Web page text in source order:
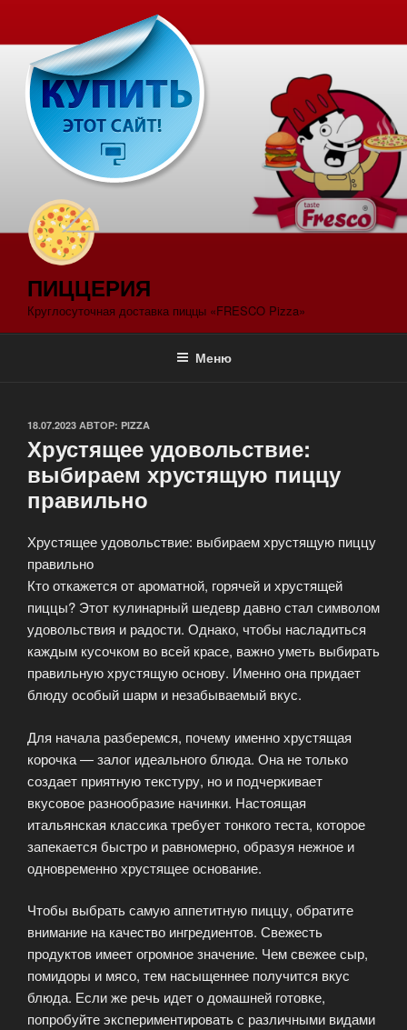
содержимому
ПИЦЦЕРИЯ
Круглосуточная доставка пиццы «FRESCO Pizza»
Меню
ОПУБЛИКОВАНО
18.07.2023 АВТОР: PIZZA
Хрустящее удовольствие:
выбираем хрустящую пиццу
правильно
Хрустящее удовольствие: выбираем хрустящую пиццу
правильно
Кто откажется от ароматной, горячей и хрустящей
пиццы? Этот кулинарный шедевр давно стал символом
удовольствия и радости. Однако, чтобы насладиться
каждым кусочком во всей красе, важно уметь выбирать
правильную хрустящую основу. Именно она придает
блюду особый шарм и незабываемый вкус.
Для начала разберемся, почему именно хрустящая
корочка — залог идеального блюда. Она не только
создает приятную текстуру, но и подчеркивает
вкусовое разнообразие начинки. Настоящая
итальянская классика требует тонкого теста, которое
запекается быстро и равномерно, образуя нежное и
одновременно хрустящее основание.
Чтобы выбрать самую аппетитную пиццу, обратите
внимание на качество ингредиентов. Свежесть
продуктов имеет огромное значение. Чем свежее сыр,
помидоры и мясо, тем насыщеннее получится вкус
блюда. Если же речь идет о домашней готовке,
попробуйте экспериментировать с различными видами